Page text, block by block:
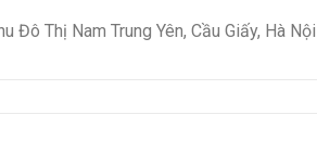
Đô Thị Nam Trung Yên, Cầu Giấy, Hà Nội